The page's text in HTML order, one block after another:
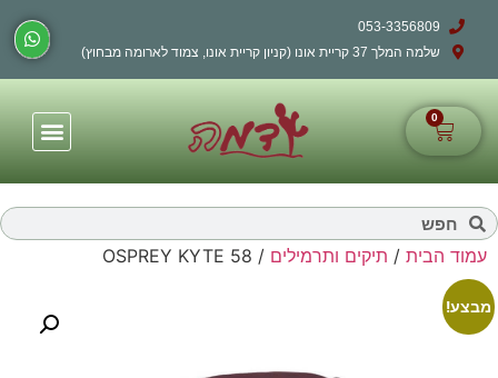
053-3356809
שלמה המלך 37 קריית אונו (קניון קריית אונו, צמוד לארומה מבחוץ)
0
עמוד הבית / תיקים ותרמילים / OSPREY KYTE 58
מבצע!